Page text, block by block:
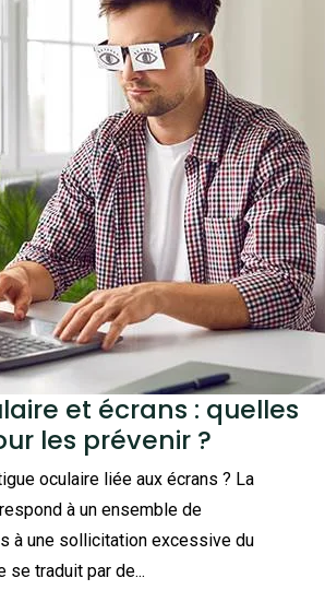
et écrans : quelles
les prévenir ?
oculaire liée aux écrans ? La
à un ensemble de
à une sollicitation excessive du
se traduit par de...